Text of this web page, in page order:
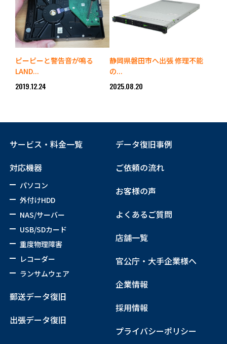
ピーピーと警告音が鳴る
LAND...
2019.12.24
静岡県磐田市へ出張 修理不能
の...
2025.08.20
サービス・料金一覧
対応機器
パソコン
外付けHDD
NAS/サーバー
USB/SDカード
重度物理障害
レコーダー
ランサムウェア
郵送データ復旧
出張データ復旧
データ復旧事例
ご依頼の流れ
お客様の声
よくあるご質問
店舗一覧
官公庁・大手企業様へ
企業情報
採用情報
プライバシーポリシー